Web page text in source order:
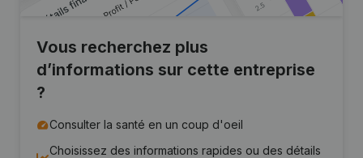
Vous recherchez plus
d’informations sur cette entreprise
?
Consulter la santé en un coup d'oeil
Choisissez des informations rapides ou des détails